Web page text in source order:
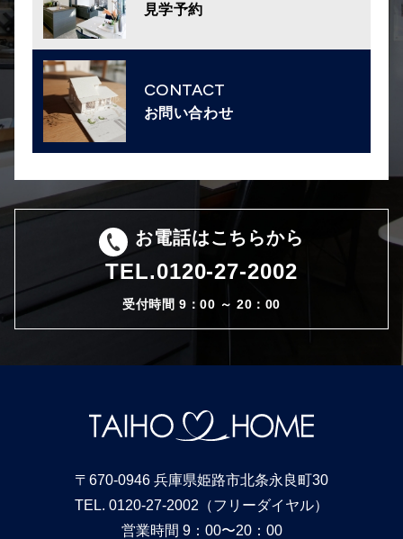
見学予約
CONTACT
お問い合わせ
お電話はこちらから
TEL.0120-27-2002
受付時間 9：00 ～ 20：00
〒670-0946 兵庫県姫路市北条永良町30
TEL. 0120-27-2002（フリーダイヤル）
営業時間 9：00〜20：00